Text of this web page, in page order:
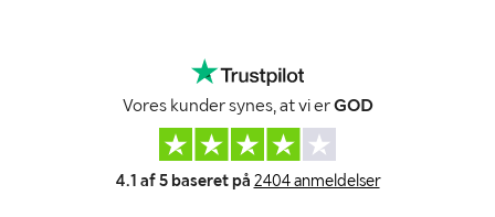
Vores kunder synes, at vi erGOD
4.1 af 5 baseret på 2404 anmeldelser